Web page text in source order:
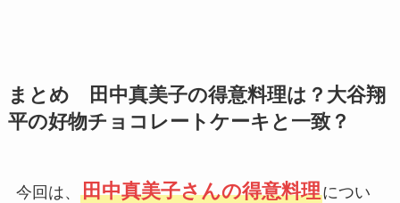
まとめ 田中真美子の得意料理は？大谷翔
平の好物チョコレートケーキと一致？
今回は、 田中真美子さんの得意料理につい